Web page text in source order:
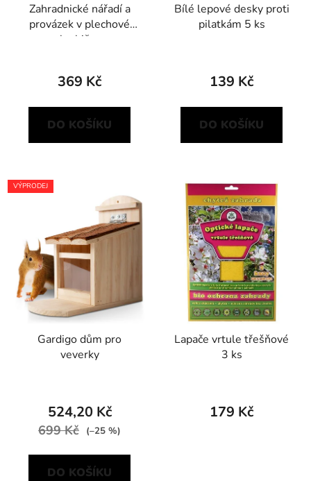
Zahradnické nářadí a
provázek v plechové
krabičce
369 Kč
DO KOŠÍKU
Bílé lepové desky proti
pilatkám 5 ks
139 Kč
DO KOŠÍKU
VÝPRODEJ
Gardigo dům pro
veverky
524,20 Kč
699 Kč (–25 %)
DO KOŠÍKU
Lapače vrtule třešňové
3 ks
179 Kč